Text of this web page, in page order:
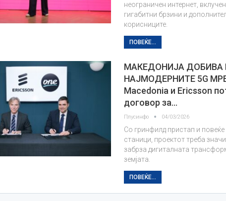
неограничен интернет,
гигабитни брзини и
корисниците.
ПОВЕЌЕ...
МАКЕДОНИЈА ДОБИВА
НАЈМОДЕРНИТЕ 5G
Macedonia и Ericsson
договор за…
Плусинфо 04/03/2026
Со гринфилд пристап и повеќе
станици, проектот треба
забрза дигиталната
земјата.
ПОВЕЌЕ...